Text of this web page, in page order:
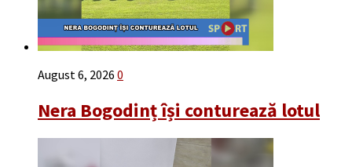
August 6, 2026 0
Nera Bogodinț își conturează lotul